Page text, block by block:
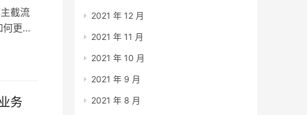
截流
更快
能卖
务
2021 年 12 月
2021 年 11 月
2021 年 10 月
2021 年 9 月
2021 年 8 月